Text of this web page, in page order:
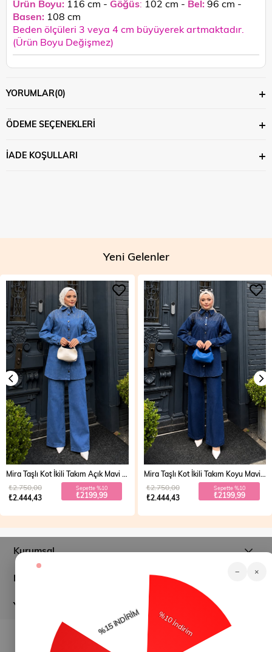
Ürün Boyu: 116 cm - Göğüs: 102 cm - Bel:96 cm -
Basen: 108 cm
Beden ölçüleri 3 veya 4 cm büyüyerek artmaktadır.
(Ürün Boyu Değişmez)
YORUMLAR(0)
ÖDEME SEÇENEKLERI
İADE KOŞULLARI
Yeni Gelenler
₺2.444,43
₺2.750,00 Sepette %10
₺2199,99
Mira Taşlı Kot İkili Takım Koyu Mavi 19286
₺2.444,43
₺2.750,00 Sepette %10
₺2199,99
Kurumsal
Müşteri İlişkileri
Yardım
− ×